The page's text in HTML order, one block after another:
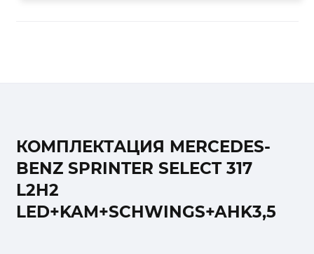
КОМПЛЕКТАЦИЯ MERCEDES-
BENZ SPRINTER SELECT 317
L2H2
LED+KAM+SCHWINGS+AHK3,5